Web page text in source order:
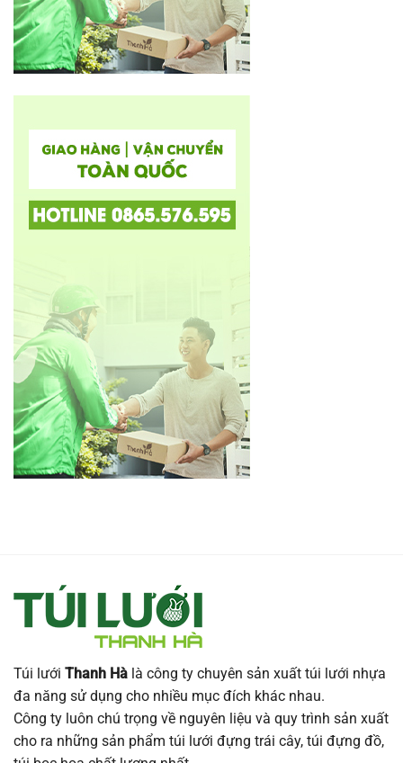
Túi lưới Thanh Hà là công ty chuyên sản xuất túi lưới nhựa
đa năng sử dụng cho nhiều mục đích khác nhau.
Công ty luôn chú trọng về nguyên liệu và quy trình sản xuất
cho ra những sản phẩm túi lưới đựng trái cây, túi đựng đồ,